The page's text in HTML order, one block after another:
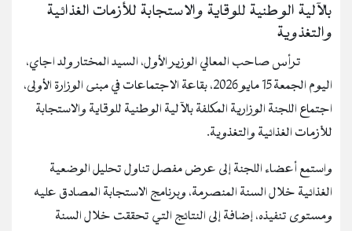
بالآلية الوطنية للوقاية والاستجابة للأزمات الغذائية
والتغذوية
ترأس صاحب المعالي الوزير الأول، السيد المختار ولد اجاي،
اليوم الجمعة 15 مايو 2026، بقاعة الاجتماعات في مبنى الوزارة الأولى،
اجتماع اللجنة الوزارية المكلفة بالآلية الوطنية للوقاية والاستجابة
للأزمات الغذائية والتغذوية.
واستمع أعضاء اللجنة إلى عرض مفصل تناول تحليل الوضعية
الغذائية خلال السنة المنصرمة، وبرنامج الاستجابة المصادق عليه
ومستوى تنفيذه، إضافة إلى النتائج التي تحققت خلال السنة